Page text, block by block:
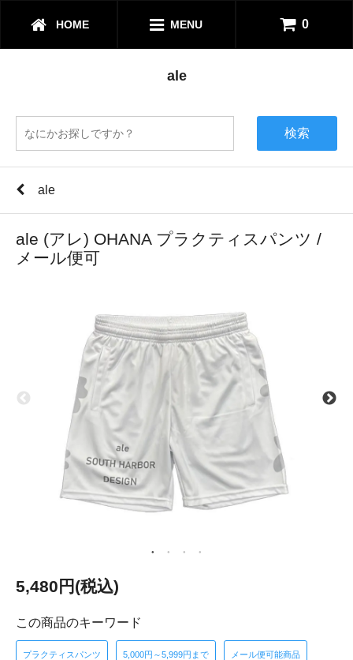
HOME MENU 0
ale
検索
ale
ale (アレ) OHANA プラクティスパンツ /
メール便可
5,480円(税込)
この商品のキーワード
プラクティスパンツ 5,000円～5,999円まで メール便可能商品